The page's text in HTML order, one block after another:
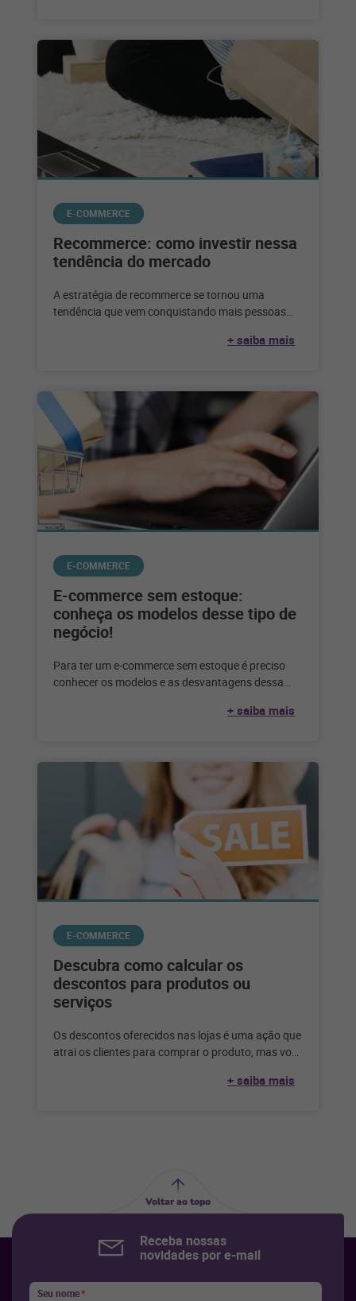
E-COMMERCE
Recommerce: como investir nessa
tendência do mercado
A estratégia de recommerce se tornou uma
tendência que vem conquistando mais pessoas
+ saiba mais
E-COMMERCE
E-commerce sem estoque:
conheça os modelos desse tipo de
negócio!
Para ter um e-commerce sem estoque é preciso
conhecer os modelos e as desvantagens dessa
+ saiba mais
E-COMMERCE
Descubra como calcular os
descontos para produtos ou
serviços
Os descontos oferecidos nas lojas é uma ação que
atrai os clientes para comprar o produto, mas você
+ saiba mais
Voltar ao topo
Receba nossas
novidades por e-mail
Seu nome*